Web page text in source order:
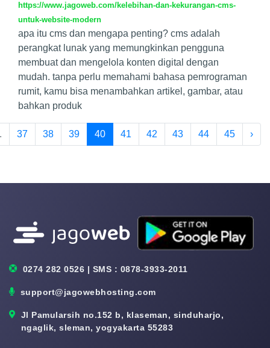
https://www.jagoweb.com/kelebihan-dan-kekurangan-cms-
untuk-website-modern
apa itu cms dan mengapa penting? cms adalah
perangkat lunak yang memungkinkan pengguna
membuat dan mengelola konten digital dengan
mudah. tanpa perlu memahami bahasa pemrograman
rumit, kamu bisa menambahkan artikel, gambar, atau
bahkan produk
37 38 39 40 41 42 43 44 45 ›
0274 282 0526 | SMS : 0878-3933-2011
support@jagowebhosting.com
Jl Pamularsih no.152 b, klaseman, sinduharjo,
ngaglik, sleman, yogyakarta 55283